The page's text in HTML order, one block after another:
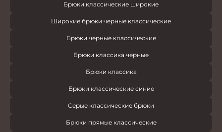
Брюки классические широкие
Широкие брюки черные классические
Брюки черные классические
Брюки классика черные
Брюки классика
Брюки классические синие
Серые классические брюки
Брюки прямые классические